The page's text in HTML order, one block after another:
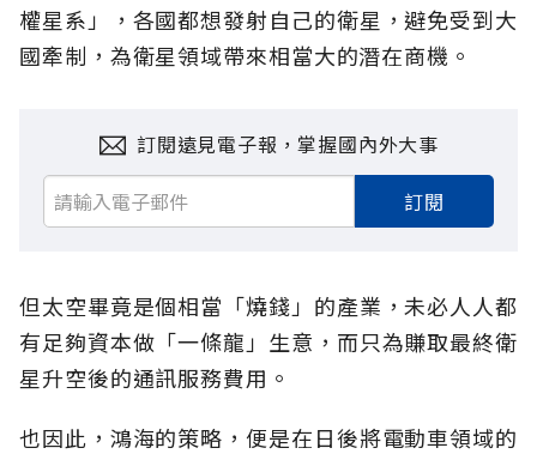
權星系」，各國都想發射自己的衛星，避免受到大
國牽制，為衛星領域帶來相當大的潛在商機。
訂閱遠見電子報，掌握國內外大事
訂閱
但太空畢竟是個相當「燒錢」的產業，未必人人都
有足夠資本做「一條龍」生意，而只為賺取最終衛
星升空後的通訊服務費用。
也因此，鴻海的策略，便是在日後將電動車領域的